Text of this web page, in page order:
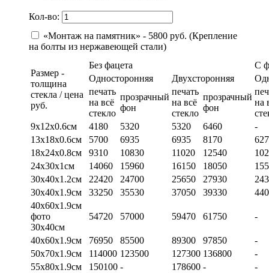
Кол-во:
«Монтаж на памятник» - 5800 руб. (Крепление
на болты из нержавеющей стали)
Размер -
толщина
стекла / цена
руб.
Без фацета
С
Односторонняя
Двухсторонняя
печать
на всё
стекло
прозрачный
фон
печать
на всё
стекло
прозрачный
фон
на
9х12х0.6см
4180 5320 5320 6460
-
13х18х0.6см
5700 6935 6935 8170
18х24х0.8см
9310 10830 11020 12540
24х30х1см
14060 15960 16150 18050
30х40х1.2см
22420 24700 25650 27930
30х40х1.9см
33250 35530 37050 39330
40х60х1.9см
фото
30х40см
54720 57000 59470 61750 -
40х60х1.9см 76950 85500 89300 97850
-
50х70х1.9см
114000 123500 127300 136800
-
55х80х1.9см
150100 - 178600 -
-